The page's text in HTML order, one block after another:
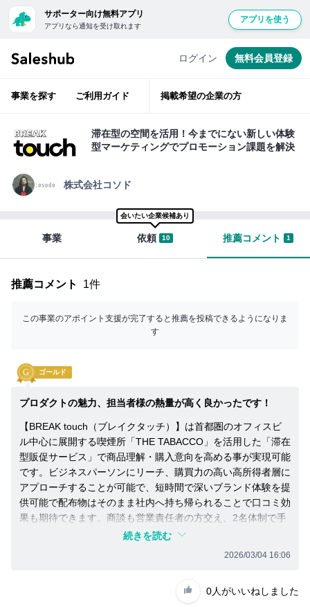
サポーター向け無料アプリ
アプリなら通知を受け取れます
アプリを使う
ログイン 無料会員登録
事業を探す ご利用ガイド 掲載希望の企業の方
滞在型の空間を活用！今までにない新しい体験
型マーケティングでプロモーション課題を解決
株式会社コソド
事業
会いたい企業候補あり
依頼 10 推薦コメント 1
推薦コメント 1件
この事業のアポイント支援が完了すると推薦を投稿できるようになりま
す
ゴールド
プロダクトの魅力、担当者様の熱量が高く良かったです！
【BREAK touch（ブレイクタッチ）】は首都圏のオフィスビ
ル中心に展開する喫煙所「THE TABACCO」を活用した「滞在
型販促サービス」で商品理解・購入意向を高める事が実現可能
です。ビジネスパーソンにリーチ、購買力の高い高所得者層に
アプローチすることが可能で、短時間で深いブランド体験を提
供可能で配布物はそのまま社内へ持ち帰られることで口コミ効
果も期待できます。商談も営業責任者の方交え、2名体制で手
厚くプレゼンされ、紹介先の役員の温度感も高かったです。ぜ
続きを読む
2026/03/04 16:06
0人がいいねしました
経
豊
富
テ
ラ
が
ベ
ン
チ
ー
支
援
ポ
タ
る
前
に
料
会
員
登
録
を
無
料
し
て
ロ
グ
る
と
い
で
き
る
う
に
な
り
ま
す